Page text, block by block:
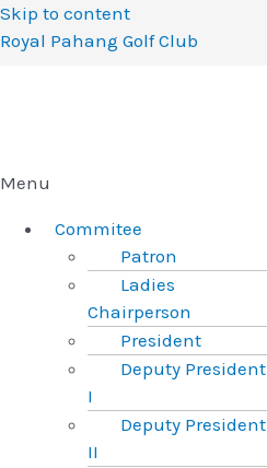
Skip to content
Royal Pahang Golf Club
Menu
Commitee
Patron
Ladies
Chairperson
President
Deputy President
I
Deputy President
II